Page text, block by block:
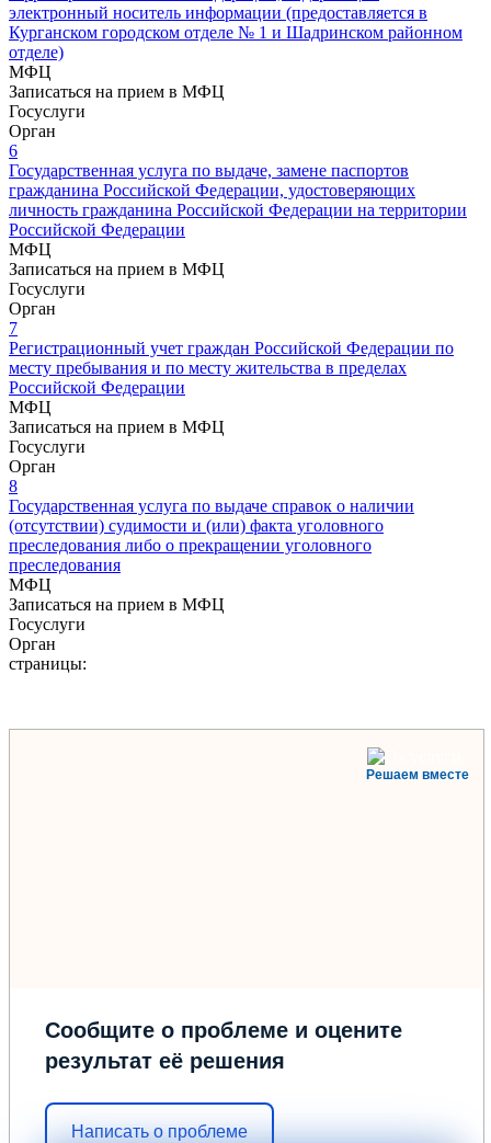
электронный носитель информации (предоставляется в
Курганском городском отделе № 1 и Шадринском районном
отделе)
МФЦ
Записаться на прием в МФЦ
Госуслуги
Орган
6
Государственная услуга по выдаче, замене паспортов
гражданина Российской Федерации, удостоверяющих
личность гражданина Российской Федерации на территории
Российской Федерации
МФЦ
Записаться на прием в МФЦ
Госуслуги
Орган
7
Регистрационный учет граждан Российской Федерации по
месту пребывания и по месту жительства в пределах
Российской Федерации
МФЦ
Записаться на прием в МФЦ
Госуслуги
Орган
8
Государственная услуга по выдаче справок о наличии
(отсутствии) судимости и (или) факта уголовного
преследования либо о прекращении уголовного
преследования
МФЦ
Записаться на прием в МФЦ
Госуслуги
Орган
страницы:
Решаем вместе
Сообщите о проблеме и оцените
результат её решения
Написать о проблеме